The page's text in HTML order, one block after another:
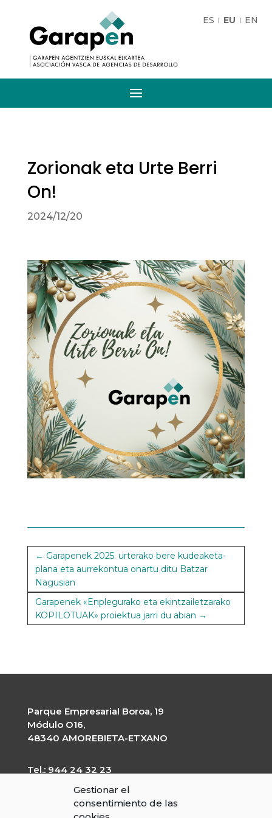
Gestionar el
consentimiento de las
ES EU EN
Zorionak eta Urte Berri
On!
2024/12/20
← Garapenek 2025. urterako bere kudeaketa-
plana eta aurrekontua onartu ditu Batzar
Nagusian
Garapenek «Enplegurako eta ekintzailetzarako
KOPILOTUAK» proiektua jarri du abian →
Parque Empresarial Boroa, 19
Módulo O16,
48340 AMOREBIETA-ETXANO
Tel.: 944 24 32 23
CIF: G-20227203